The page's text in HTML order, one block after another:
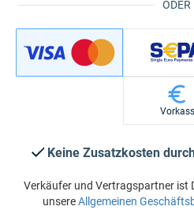
ODER
Keine Zusatzkosten
Verkäufer und Vertragspartner ist
unsereAllgemeinen